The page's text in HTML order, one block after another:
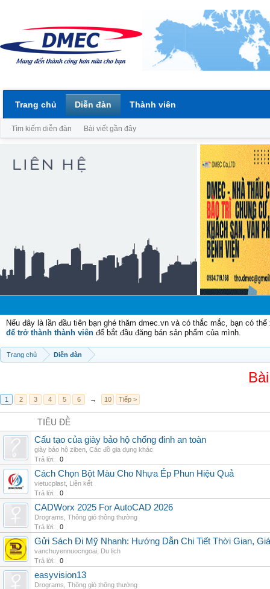
Nếu đây là lần đầu tiên bạn ghé thăm dmec.vn và có thắc mắc, bạn có
để trở thành thành viên để bắt đầu đăng bán sản phẩm của mình.
Trang chủ Diễn đàn
1 2 3 4 5 6 → 10 Tiếp >
TIÊU ĐỀ
Cấu tạo của giày bảo hộ chống đinh an toàn
giày bảo hộ ziben Các đồ gia dụng khác
Trả lời:
0
Cách Chọn Bột Màu Cho Nhựa Ép Phun Hiệu Quả
vietucplast Liên kết
Trả lời:
0
CADWorx 2025 For AutoCAD 2026
Drograms Thông gió thông thường
Trả lời:
0
Gửi Sách Đi Mỹ Nhanh: Hướng Dẫn Chi Tiết Thời Gian,
vanchuyennuocngoai Du lịch
Trả lời:
0
easyvision13
Drograms Thông gió thông thường
Trang chủ Diễn đàn
Tìm kiếm diễn đàn Bài viết gần đây
Thành viên